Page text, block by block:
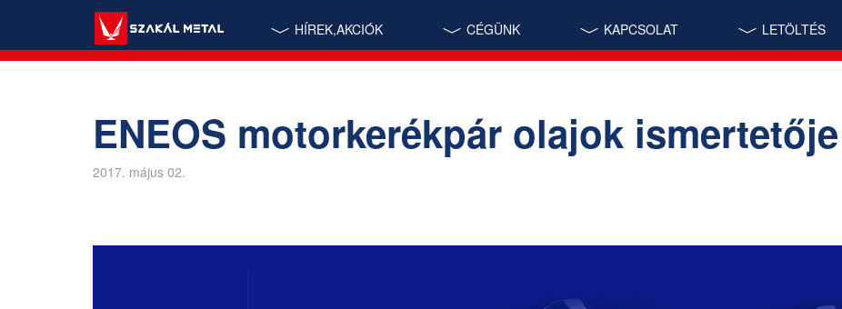
HÍREK,AKCIÓK CÉGÜNK KAPCSOLAT LETÖLTÉS
ENEOS motorkerékpár olajok ismertetője
2017. május 02.